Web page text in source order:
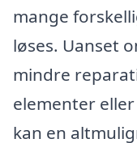
mange
løses. Uanset
mindre
elementer
kan en